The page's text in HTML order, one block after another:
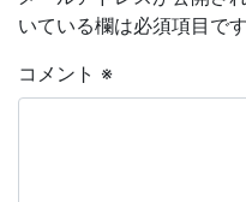
いている欄は必須項目です
コメント ※